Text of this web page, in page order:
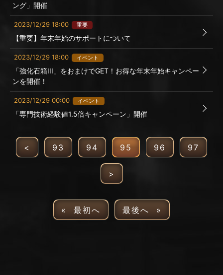
ング」開催
2023/12/29 18:00 重要
【重要】年末年始のサポートについて
2023/12/29 18:00 イベント
「強化石箱III」をおまけでGET！お得な年末年始キャンペー
ンを開催！
2023/12/29 00:00 イベント
「専門技術経験値1.5倍キャンペーン」開催
< 93 94 95 96 97
>
« 最初へ 最後へ »